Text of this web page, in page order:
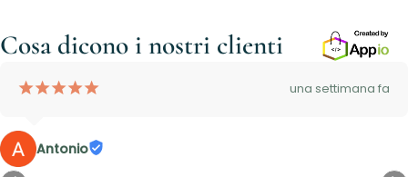
Cosa dicono i nostri clienti
¡¡¡¡¡ una settimana fa
Antonio